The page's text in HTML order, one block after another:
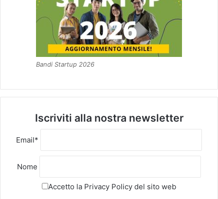
Bandi Startup 2026
Iscriviti alla nostra newsletter
Email*
Nome
Accetto la Privacy Policy del sito web